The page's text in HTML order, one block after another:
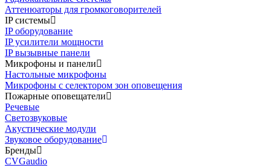
Аттенюаторы для громкоговорителей
IP системы
IP оборудование
IP усилители мощности
IP вызывные панели
Микрофоны и панели
Настольные микрофоны
Микрофоны с селектором зон оповещения
Пожарные оповещатели
Речевые
Светозвуковые
Акустические модули
Звуковое оборудование
Бренды
CVGaudio